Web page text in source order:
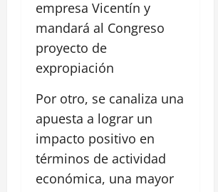
empresa Vicentín y
mandará al Congreso
proyecto de
expropiación
Por otro, se canaliza una
apuesta a lograr un
impacto positivo en
términos de actividad
económica, una mayor